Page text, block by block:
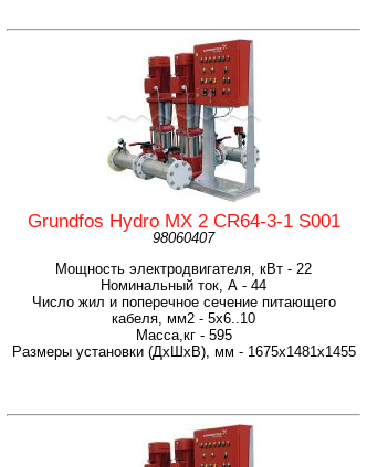
Grundfos Hydro MX 2 CR64-3-1 S001
98060407
Мощность электродвигателя, кВт - 22
Номинальный ток, А - 44
Число жил и поперечное сечение питающего
кабеля, мм2 - 5х6..10
Масса,кг - 595
Размеры установки (ДхШхВ), мм - 1675x1481x1455